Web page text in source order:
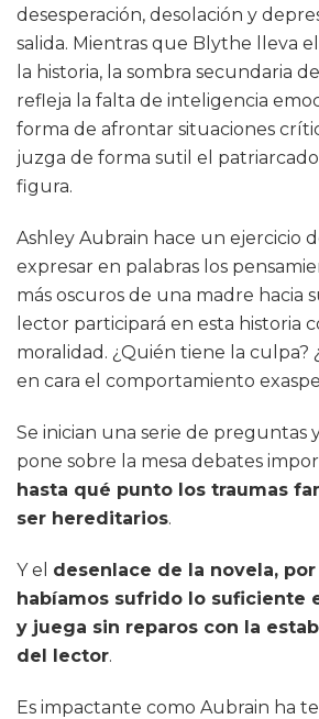
desesperación, desolación y
salida. Mientras que Blythe lleva
la historia, la sombra secundaria
refleja la falta de inteligencia
forma de afrontar situaciones
juzga de forma sutil el
figura.
Ashley Aubrain hace un ejercicio
expresar en palabras los
más oscuros de una madre hacia
lector participará en esta historia
moralidad. ¿Quién tiene la culpa?
en cara el comportamiento
Se inician una serie de preguntas
pone sobre la mesa debates
hasta qué punto los traumas
ser hereditarios.
Y el desenlace de la novela,
habíamos sufrido lo suficiente
y juega sin reparos con la
del lector.
Es impactante como Aubrain ha